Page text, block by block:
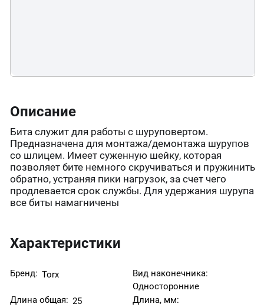
Описание
Бита служит для работы с шуруповертом.
Предназначена для монтажа/демонтажа шурупов
со шлицем. Имеет суженную шейку, которая
позволяет бите немного скручиваться и пружинить
обратно, устраняя пики нагрузок, за счет чего
продлевается срок службы. Для удержания шурупа
все биты намагничены
Характеристики
Бренд: Torx
Вид наконечника:
Односторонние
Длина общая: 25
Длина, мм: